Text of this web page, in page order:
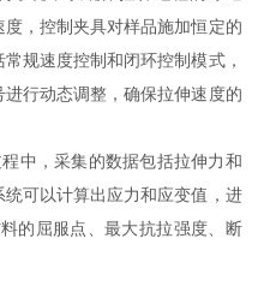
，控制夹具对样品施加恒定的
规速度控制和闭环控制模式，
行动态调整，确保拉伸速度的
，采集的数据包括拉伸力和
可以计算出应力和应变值，进
的屈服点、最大抗拉强度、断